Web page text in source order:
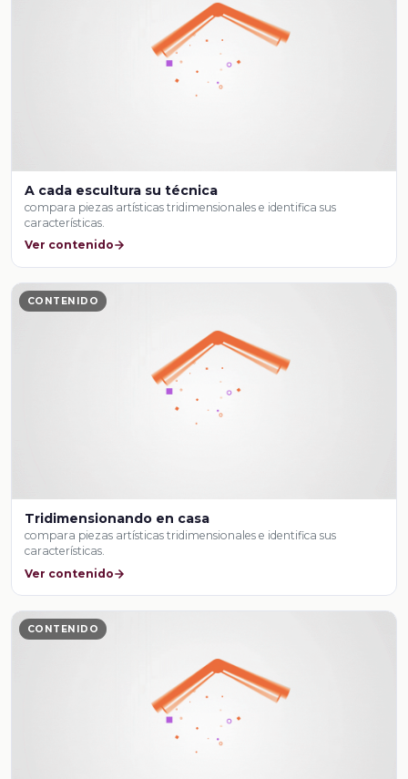
A cada escultura su técnica
compara piezas artísticas tridimensionales e identifica sus
características.
Ver contenido
CONTENIDO
Tridimensionando en casa
compara piezas artísticas tridimensionales e identifica sus
características.
Ver contenido
CONTENIDO